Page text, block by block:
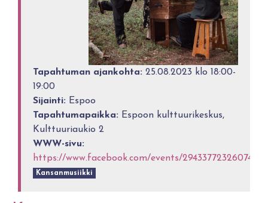
Tapahtuman ajankohta: 25.08.2023 klo 18:00-
19:00
Sijainti: Espoo
Tapahtumapaikka: Espoon kulttuurikeskus,
Kulttuuriaukio 2
WWW-sivu:
https://www.facebook.com/events/294337723260746
Kansanmusiikki